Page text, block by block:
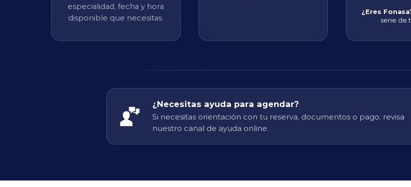
especialidad, fecha y hora
disponible que necesitas.
¿Eres
serie de
¿Necesitas ayuda para agendar?
Si necesitas orientación con tu reserva, documentos o pago, revisa
nuestro canal de ayuda online.